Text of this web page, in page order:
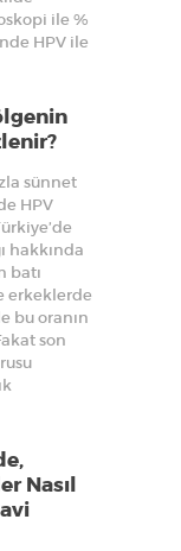
ile %
HPV ile
sünnet
HPV
hakkında
batı
erkeklerde
bu oranın
son
Nasıl